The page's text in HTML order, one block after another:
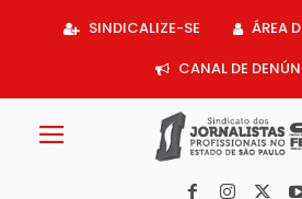
SINDICALIZE-SE
ÁREA
CANAL DE